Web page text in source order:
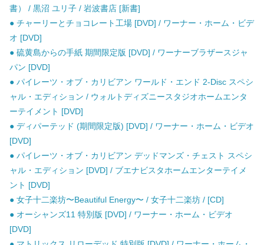
書） / 黒沼 ユリ子 / 岩波書店 [新書]
● チャーリーとチョコレート工場 [DVD] / ワーナー・ホーム・ビデ
オ [DVD]
● 硫黄島からの手紙 期間限定版 [DVD] / ワーナーブラザースジャ
パン [DVD]
● パイレーツ・オブ・カリビアン ワールド・エンド 2-Disc スペシ
ャル・エディション / ウォルトディズニースタジオホームエンタ
ーテイメント [DVD]
● ディパーテッド (期間限定版) [DVD] / ワーナー・ホーム・ビデオ
[DVD]
● パイレーツ・オブ・カリビアン デッドマンズ・チェスト スペシ
ャル・エディション [DVD] / ブエナビスタホームエンターテイメ
ント [DVD]
● 女子十二楽坊〜Beautiful Energy〜 / 女子十二楽坊 / [CD]
● オーシャンズ11 特別版 [DVD] / ワーナー・ホーム・ビデオ
[DVD]